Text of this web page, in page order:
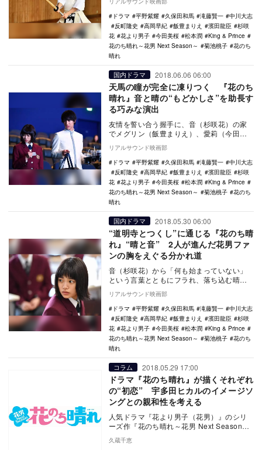
をかけられる事…
ドラマ
平野紫耀 久保田和馬 滝藤賢一
中川大志
反町隆史
高岡早紀 飯豊まりえ 濱田龍臣
杉咲
花
花より男子 今田美桜 松本潤
King & Prince
花のち晴れ～花男 Next Season～
菊池桃子
花のち
晴れ
国内ドラマ 2018.06.06 06:00
天馬の瞳が完全に凍りつく 『花のち
晴れ』音と晴の“もどかしさ”を助長す
る巧みな演出
友情を誓い合う握手に、音（杉咲花）の家
でメグリン（飯豊まりえ）、愛莉（今田美
桜）、紺野（木南晴夏）の4人で行う女子会
に、“C5”…
リアルサウンド映画部
ドラマ
平野紫耀 久保田和馬 滝藤賢一
中川大志
反町隆史
高岡早紀 飯豊まりえ 濱田龍臣
杉咲
花
花より男子 今田美桜 松本潤
King & Prince
花のち晴れ～花男 Next Season～
菊池桃子
花のち
晴れ
国内ドラマ 2018.05.30 06:00
“道明寺とつくし”に通じる『花のち晴
れ』“晴と音” 2人が進んだ花男ファ
ンの胸をえぐる分かれ道
音（杉咲花）から「何も始まっていない」
という言葉とともにフラれ、落ち込む晴
（平野紫耀）に、小林（志賀廣太郎）が気
を利かせて再生す…
リアルサウンド映画部
ドラマ
平野紫耀 久保田和馬 滝藤賢一
中川大志
反町隆史
高岡早紀 飯豊まりえ 濱田龍臣
杉咲
花
花より男子 今田美桜 松本潤
King & Prince
花のち晴れ～花男 Next Season～
菊池桃子
花のち
晴れ
コラム 2018.05.29 17:00
ドラマ『花のち晴れ』が描くそれぞれ
の“初恋” 宇多田ヒカルのイメージソ
ングとの親和性を考える
人気ドラマ『花より男子（花男）』のシリ
ーズ作『花のち晴れ～花男 Next Season～
（花晴れ）』（TBS系）が物語の中盤に
差…
久蔵千恵